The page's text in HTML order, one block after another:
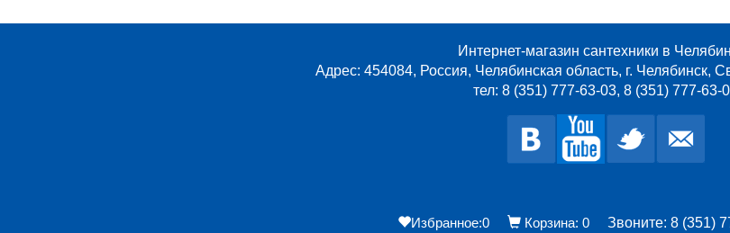
Интернет-магазин сантехники в
Адрес: 454084, Россия, Челябинская область, г. Челябинск,
тел: 8 (351) 777-63-03, 8 (351) 777-63-
Избранное:0 Корзина: 0 Звоните: 8 (351)